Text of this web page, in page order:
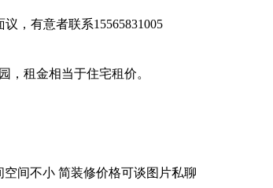
，有意者联系15565831005
，租金相当于住宅租价。
间不小 简装修价格可谈图片私聊